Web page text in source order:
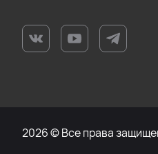
2026 © Все права